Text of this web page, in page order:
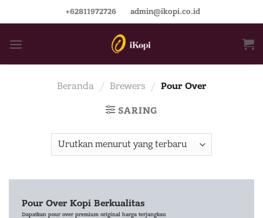
to
+62811972726 admin@ikopi.co.id
Beranda / Brewers / Pour Over
SARING
Dapatkan pour over premium original harga terjangkau
Pour Over Kopi Berkualitas